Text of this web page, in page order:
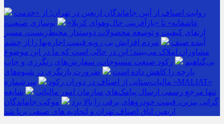
روایت اصناف از آیین جاماندگان اربعین در تهران؛ از «خدمت
عاشقانه» تا «بازآفرینی حال‌وهوای کربلا»
نوسازی صنعت،
ارتقای کیفیت و توسعه محصولات دوستدار محیط‌زیست، مسیر
آینده صنف
مردم افزایش بی رویه قیمت اجاره‌بها را از چشم
مشاوران املاک می‌بینند؛ این در حالی است که ما در این موضوع
بی‌گناهیم
رکود صنعت منسوجات، سفارش‌های رنگرزی و چاپ
پارچه را کاهش داده است
ضرورت بازنگری در شیوه‌های
مالیات‌ستانی از اصناف در دوران رکود
سرشماره «MALIAT»
تنها مرجع رسمی ارسال پیامک‌های سازمان امور مالیاتی
شایعه
گرانی بنزین، قیمت خودروهای برقی را بالا برد
موکب جاماندگان
اربعین اتاق اصناف تهران و اتحادیه های صنفی برپا شد